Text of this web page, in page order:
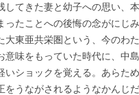
してきた妻と幼子への思い、
ったことへの後悔の念がにじみ
東亜共栄圏という、今のわ
意味をもっていた時代に、中
いショックを覚える。あらた
をうながされるようなかんじ